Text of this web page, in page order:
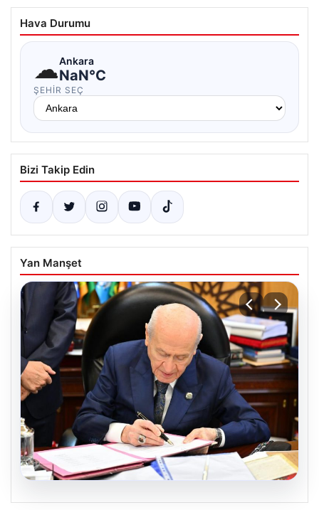
Hava Durumu
☁Ankara
NaN°C
ŞEHIR SEÇ
Bizi Takip Edin
Yan Manşet